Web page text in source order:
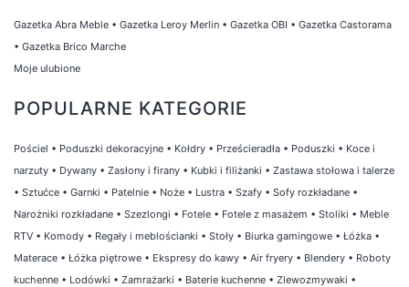
Gazetka Abra Meble • Gazetka Leroy Merlin • Gazetka OBI • Gazetka Castorama
• Gazetka Brico Marche
Moje ulubione
POPULARNE KATEGORIE
Pościel • Poduszki dekoracyjne • Kołdry • Prześcieradła • Poduszki • Koce i
narzuty • Dywany • Zasłony i firany • Kubki i filiżanki • Zastawa stołowa i talerze
• Sztućce • Garnki • Patelnie • Noże • Lustra • Szafy • Sofy rozkładane •
Narożniki rozkładane • Szezlongi • Fotele • Fotele z masażem • Stoliki • Meble
RTV • Komody • Regały i meblościanki • Stoły • Biurka gamingowe • Łóżka •
Materace • Łóżka piętrowe • Ekspresy do kawy • Air fryery • Blendery • Roboty
kuchenne • Lodówki • Zamrażarki • Baterie kuchenne • Zlewozmywaki •